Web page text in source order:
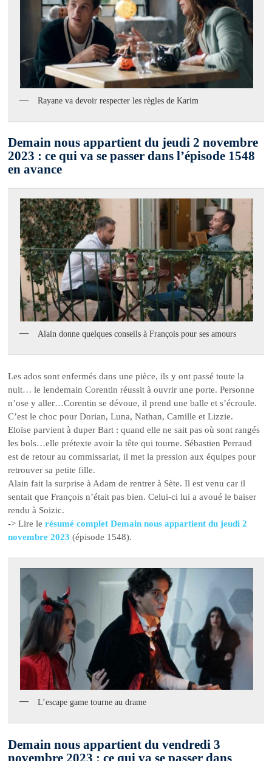
Rayane va devoir respecter les règles de Karim
Demain nous appartient du jeudi 2 novembre
2023 : ce qui va se passer dans l’épisode 1548
en avance
Alain donne quelques conseils à François pour ses amours
Les ados sont enfermés dans une pièce, ils y ont passé toute la
nuit… le lendemain Corentin réussit à ouvrir une porte. Personne
n’ose y aller…Corentin se dévoue, il prend une balle et s’écroule.
C’est le choc pour Dorian, Luna, Nathan, Camille et Lizzie.
Eloïse parvient à duper Bart : quand elle ne sait pas où sont rangés
les bols…elle prétexte avoir la tête qui tourne. Sébastien Perraud
est de retour au commissariat, il met la pression aux équipes pour
retrouver sa petite fille.
Alain fait la surprise à Adam de rentrer à Sète. Il est venu car il
sentait que François n’était pas bien. Celui-ci lui a avoué le baiser
rendu à Soizic.
-> Lire lerésumé complet Demain nous appartient du jeudi 2
novembre 2023 (épisode 1548).
L’escape game tourne au drame
Demain nous appartient du vendredi 3
novembre 2023 : ce qui va se passer dans